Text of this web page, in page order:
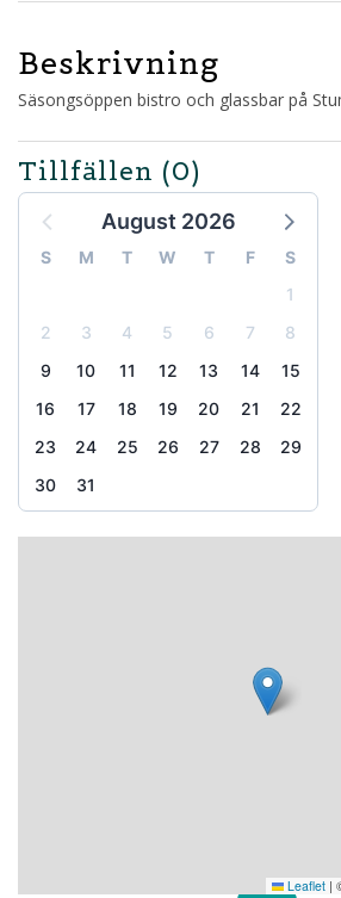
Beskrivning
Säsongsöppen bistro och glassbar på
Tillfällen (0)
August 2026
S M T W T F
S
1
2
3 4 5 6 7
8
9
10 11 12 13 14
15
16
17 18 19 20 21
22
23
24 25 26 27 28
29
30
31
Leaflet |